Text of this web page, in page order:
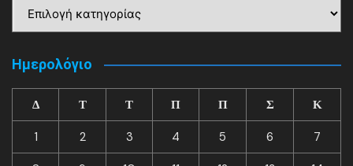
Ημερολόγιο
Δ Τ Τ Π Π Σ Κ
1 2 3 4 5 6 7